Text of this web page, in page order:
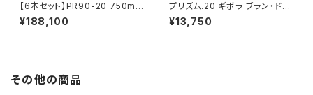
【6本セット】PR90-20 750ml
アンリ ジロー シャンパーニュ フ
ランス 正規品 箱なし 送料無料
¥188,100
プリズム.20 ギボラ ブラン・ド・
ブラン シャンパーニュ グラン・ク
リュ 750ml
¥13,750
その他の商品